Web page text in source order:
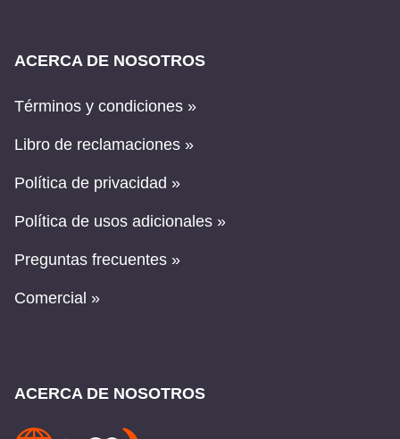
ACERCA DE NOSOTROS
Términos y condiciones »
Libro de reclamaciones »
Política de privacidad »
Política de usos adicionales »
Preguntas frecuentes »
Comercial »
ACERCA DE NOSOTROS